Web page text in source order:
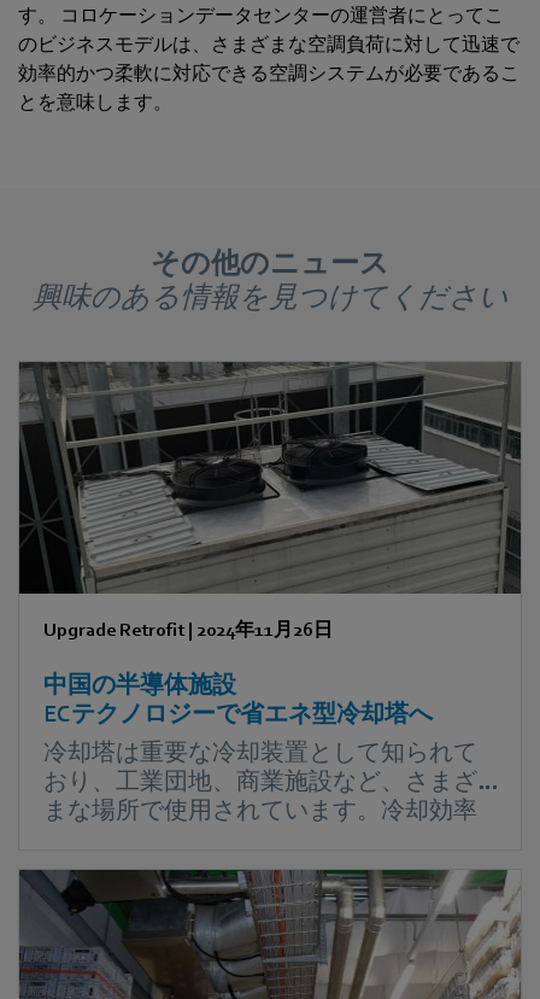
す。 コロケーションデータセンターの運営者にとってこ
のビジネスモデルは、さまざまな空調負荷に対して迅速で
効率的かつ柔軟に対応できる空調システムが必要であるこ
とを意味します。
その他のニュース
興味のある情報を見つけてください
Upgrade Retrofit| 2024年11月26日
中国の半導体施設
ECテクノロジーで省エネ型冷却塔へ
冷却塔は重要な冷却装置として知られて
おり、工業団地、商業施設など、さまざ
まな場所で使用されています。冷却効率
却塔の性能を評価する上で欠かせない要
素です。中国の空調設備メーカー大手で
あるKINFITは2023年、ebm‑papstと提携
し、半導体施設の冷却塔システムを刷新
し大幅な省エネ化を実現しました。